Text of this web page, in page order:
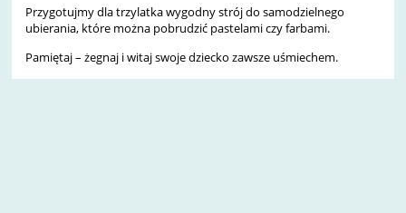
Przygotujmy dla trzylatka wygodny strój do samodzielnego
ubierania, które można pobrudzić pastelami czy farbami.
Pamiętaj – żegnaj i witaj swoje dziecko zawsze uśmiechem.